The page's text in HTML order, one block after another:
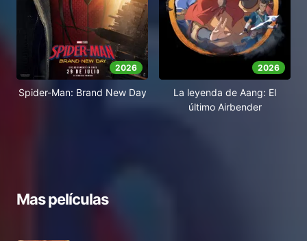
2026
Spider-Man: Brand New Day
2026
La leyenda de Aang: El
último Airbender
Mas películas